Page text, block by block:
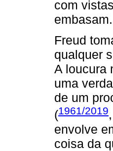
com
embasam.
Freud
qualquer
A loucura
uma
de um
(1961/2019
envolve
coisa da